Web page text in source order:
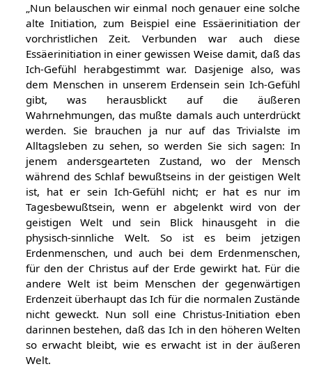
„Nun belauschen wir einmal noch genauer eine solche
alte Initiation, zum Beispiel eine Essäerinitiation der
vorchristlichen Zeit. Verbunden war auch diese
Essäerinitiation in einer gewissen Weise damit, daß das
Ich-Gefühl herabgestimmt war. Dasjenige also, was
dem Menschen in unserem Erdensein sein Ich-Gefühl
gibt, was herausblickt auf die äußeren
Wahrnehmungen, das mußte damals auch unterdrückt
werden. Sie brauchen ja nur auf das Trivialste im
Alltagsleben zu sehen, so werden Sie sich sagen: In
jenem andersgearteten Zustand, wo der Mensch
während des Schlaf bewußtseins in der geistigen Welt
ist, hat er sein Ich-Gefühl nicht; er hat es nur im
Tagesbewußtsein, wenn er abgelenkt wird von der
geistigen Welt und sein Blick hinausgeht in die
physisch-sinnliche Welt. So ist es beim jetzigen
Erdenmenschen, und auch bei dem Erdenmenschen,
für den der Christus auf der Erde gewirkt hat. Für die
andere Welt ist beim Menschen der gegenwärtigen
Erdenzeit überhaupt das Ich für die normalen Zustände
nicht geweckt. Nun soll eine Christus-Initiation eben
darinnen bestehen, daß das Ich in den höheren Welten
so erwacht bleibt, wie es erwacht ist in der äußeren
Welt.